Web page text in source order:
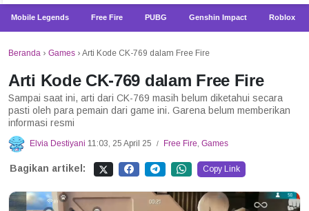
Mobile Legends Free Fire PUBG Genshin Impact Roblox
Beranda › Games › Arti Kode CK-769 dalam Free Fire
Arti Kode CK-769 dalam Free Fire
Sampai saat ini, arti dari CK-769 masih belum diketahui secara
pasti oleh para pemain dari game ini. Garena belum memberikan
informasi resmi
Elvia Destiyani 11:03, 25 April 25 / Free Fire, Games
Bagikan artikel: Copy Link